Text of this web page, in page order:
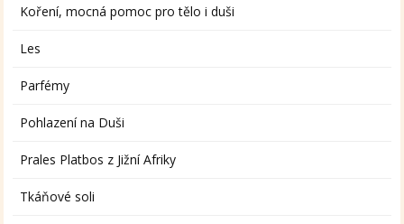
Koření, mocná pomoc pro tělo i duši
Les
Parfémy
Pohlazení na Duši
Prales Platbos z Jižní Afriky
Tkáňové soli